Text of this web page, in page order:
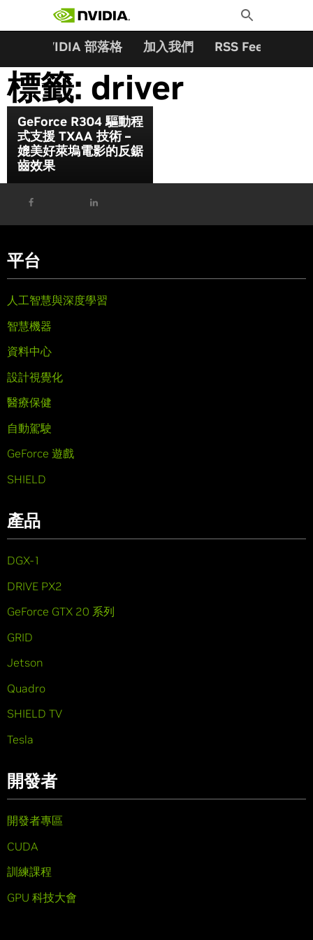
Toggle
Search
NVIDIA 部落格 加入我們 RSS Feeds
標籤: driver
GeForce R304 驅動程
式支援 TXAA 技術 –
媲美好萊塢電影的反鋸
齒效果
平台
人工智慧與深度學習
智慧機器
資料中心
設計視覺化
醫療保健
自動駕駛
GeForce 遊戲
SHIELD
產品
DGX-1
DRIVE PX2
GeForce GTX 20 系列
GRID
Jetson
Quadro
SHIELD TV
Tesla
開發者
開發者專區
CUDA
訓練課程
GPU 科技大會